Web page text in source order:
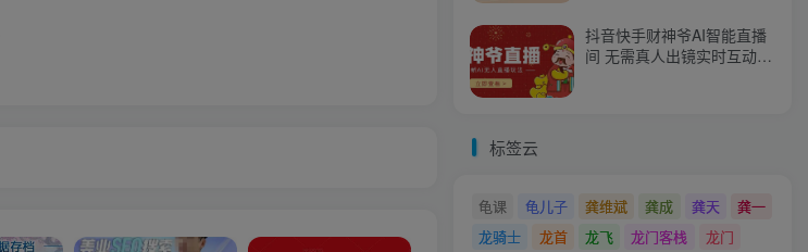
抖音快手财神爷AI智能直播
间 无需真人出镜实时互动
标签云
龟课 龟儿子 龚维斌 龚成 龚天
龚一
龙骑士
龙首 龙飞 龙门客栈
龙门